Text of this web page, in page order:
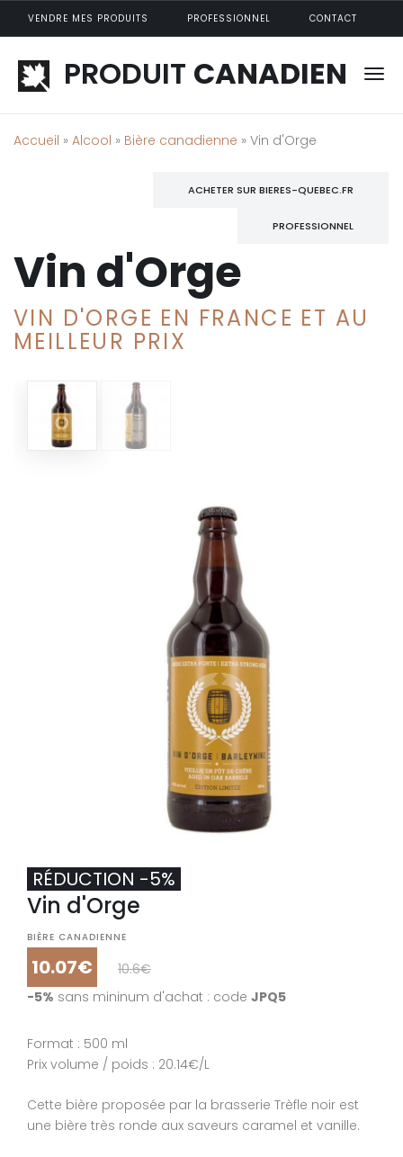
Aller au contenu principal
VENDRE MES PRODUITS PROFESSIONNEL CONTACT
PRODUIT CANADIEN
Accueil » Alcool » Bière canadienne » Vin d'Orge
ACHETER SUR BIERES-QUEBEC.FR
PROFESSIONNEL
Vin d'Orge
VIN D'ORGE EN FRANCE ET AU
MEILLEUR PRIX
Vin d'Orge
BIÈRE CANADIENNE
10.07€
10.6€
-5% sans mininum d'achat : code JPQ5
RÉDUCTION -5%
Format : 500 ml
Prix volume / poids : 20.14€/L
Cette bière proposée par la brasserie Trèfle noir est
une bière très ronde aux saveurs caramel et vanille.